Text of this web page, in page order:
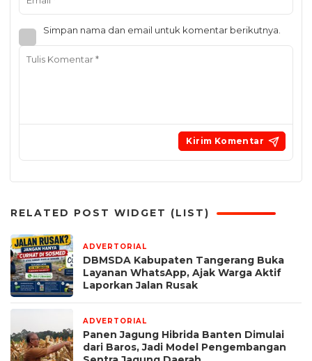
Simpan nama dan email untuk komentar berikutnya.
RELATED POST WIDGET (LIST)
ADVERTORIAL
DBMSDA Kabupaten Tangerang Buka
Layanan WhatsApp, Ajak Warga Aktif
Laporkan Jalan Rusak
ADVERTORIAL
Panen Jagung Hibrida Banten Dimulai
dari Baros, Jadi Model Pengembangan